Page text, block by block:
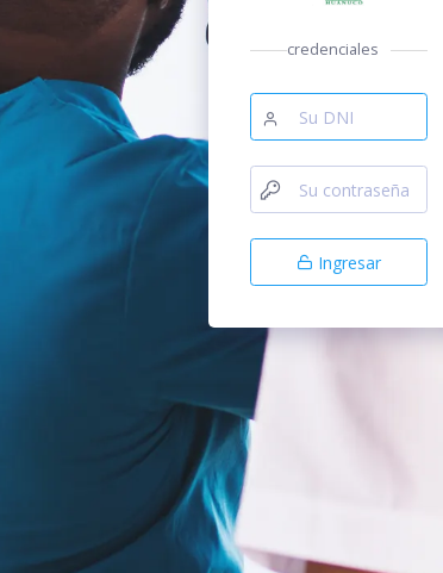
Ingrese sus credenciales
Ingresar